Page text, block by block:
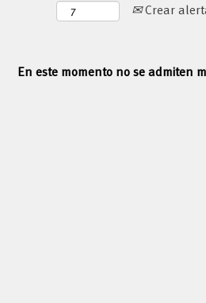
Crear
En este momento no se admiten